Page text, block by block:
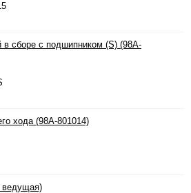
в сборе с подшипником (S) (98A-
хода (98A-801014)
ведущая)